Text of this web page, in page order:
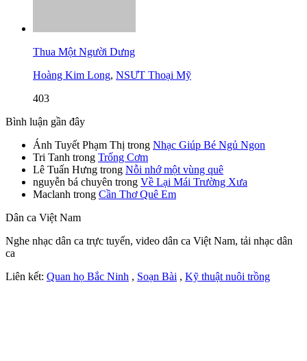
Thua Một Người Dưng
Hoàng Kim Long, NSƯT Thoại Mỹ
403
Bình luận gần đây
Ánh Tuyết Phạm Thị trong Nhạc Giúp Bé Ngủ Ngon
Tri Tanh trong Trống Cơm
Lê Tuấn Hưng trong Nỗi nhớ một vùng quê
nguyễn bá chuyên trong Về Lại Mái Trường Xưa
Maclanh trong Cần Thơ Quê Em
Dân ca Việt Nam
Nghe nhạc dân ca trực tuyến, video dân ca Việt Nam, tải nhạc dân
ca
Liên kết: Quan họ Bắc Ninh , Soạn Bài , Kỹ thuật nuôi trồng